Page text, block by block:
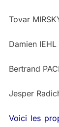
Tovar
Damien
Bertrand
Jesper
Voici les